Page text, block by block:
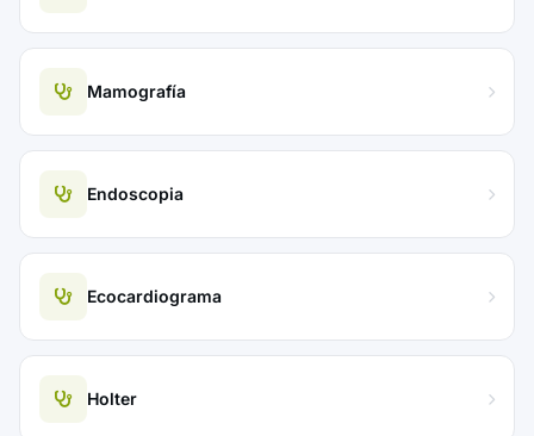
Mamografía
Endoscopia
Ecocardiograma
Holter